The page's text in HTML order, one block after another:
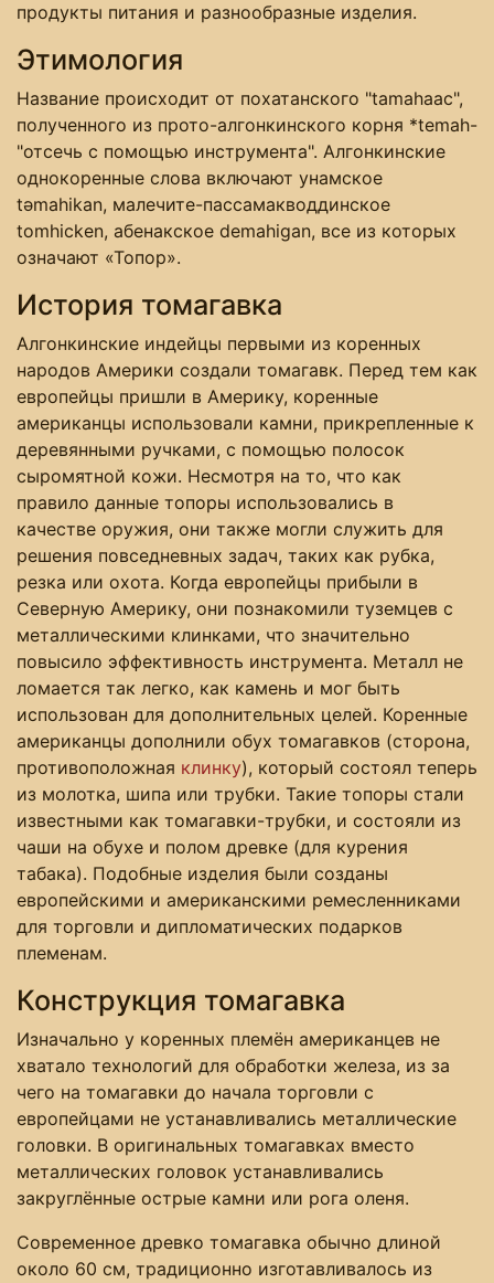
продукты питания и разнообразные изделия.
Этимология
Название происходит от похатанского "tamahaac",
полученного из прото-алгонкинского корня *temah-
"отсечь с помощью инструмента". Алгонкинские
однокоренные слова включают унамское
təmahikan, малечите-пассамакводдинское
tomhicken, абенакское demahigan, все из которых
означают «Топор».
История томагавка
Алгонкинские индейцы первыми из коренных
народов Америки создали томагавк. Перед тем как
европейцы пришли в Америку, коренные
американцы использовали камни, прикрепленные к
деревянными ручками, с помощью полосок
сыромятной кожи. Несмотря на то, что как
правило данные топоры использовались в
качестве оружия, они также могли служить для
решения повседневных задач, таких как рубка,
резка или охота. Когда европейцы прибыли в
Северную Америку, они познакомили туземцев с
металлическими клинками, что значительно
повысило эффективность инструмента. Металл не
ломается так легко, как камень и мог быть
использован для дополнительных целей. Коренные
американцы дополнили обух томагавков (сторона,
противоположная клинку), который состоял теперь
из молотка, шипа или трубки. Такие топоры стали
известными как томагавки-трубки, и состояли из
чаши на обухе и полом древке (для курения
табака). Подобные изделия были созданы
европейскими и американскими ремесленниками
для торговли и дипломатических подарков
племенам.
Конструкция томагавка
Изначально у коренных племён американцев не
хватало технологий для обработки железа, из за
чего на томагавки до начала торговли с
европейцами не устанавливались металлические
головки. В оригинальных томагавках вместо
металлических головок устанавливались
закруглённые острые камни или рога оленя.
Современное древко томагавка обычно длиной
около 60 см, традиционно изготавливалось из